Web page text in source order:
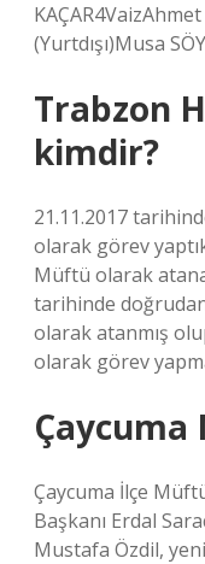
(Yurtdışı)Musa
Trabzon
kimdir?
21.11.2017
olarak görev
Müftü olarak
tarihinde
olarak atanmış
olarak görev
Çaycuma İlçe
Başkanı Erdal
Mustafa Özdil,